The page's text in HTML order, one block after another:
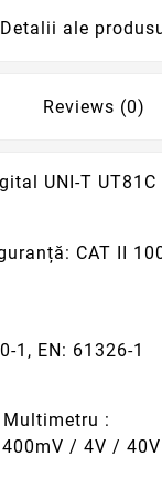
Detalii ale
Reviews (0)
UNI-T
CAT II
1, EN: 61326-1
:
400mV / 4V /